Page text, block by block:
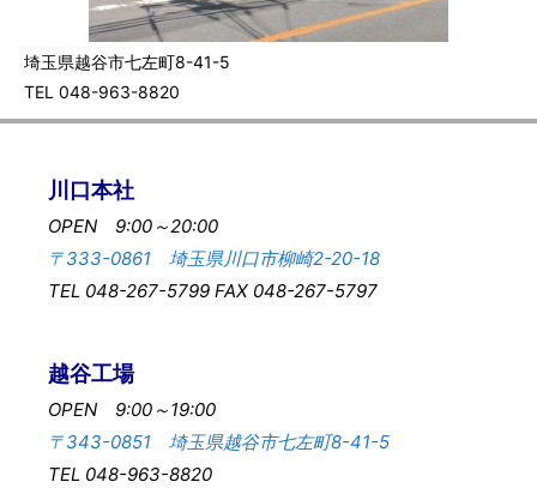
埼玉県越谷市七左町8-41-5
TEL 048-963-8820
川口本社
OPEN 9:00～20:00
〒333-0861 埼玉県川口市柳崎2-20-18
TEL 048-267-5799 FAX 048-267-5797
越谷工場
OPEN 9:00～19:00
〒343-0851 埼玉県越谷市七左町8-41-5
TEL 048-963-8820